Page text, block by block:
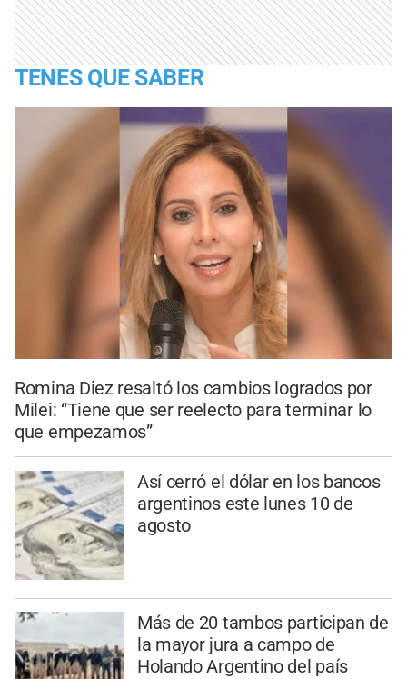
TENES QUE SABER
Romina Diez resaltó los cambios logrados por
Milei: “Tiene que ser reelecto para terminar lo
que empezamos”
Así cerró el dólar en los bancos
argentinos este lunes 10 de
agosto
Más de 20 tambos participan de
la mayor jura a campo de
Holando Argentino del país